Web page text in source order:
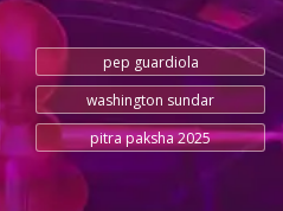
pep guardiola
washington sundar
pitra paksha 2025